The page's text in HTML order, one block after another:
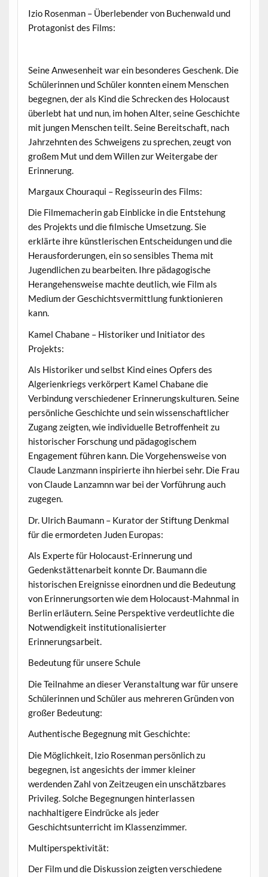
Izio Rosenman – Überlebender von Buchenwald und
Protagonist des Films:
Seine Anwesenheit war ein besonderes Geschenk. Die
Schülerinnen und Schüler konnten einem Menschen
begegnen, der als Kind die Schrecken des Holocaust
überlebt hat und nun, im hohen Alter, seine Geschichte
mit jungen Menschen teilt. Seine Bereitschaft, nach
Jahrzehnten des Schweigens zu sprechen, zeugt von
großem Mut und dem Willen zur Weitergabe der
Erinnerung.
Margaux Chouraqui – Regisseurin des Films:
Die Filmemacherin gab Einblicke in die Entstehung
des Projekts und die filmische Umsetzung. Sie
erklärte ihre künstlerischen Entscheidungen und die
Herausforderungen, ein so sensibles Thema mit
Jugendlichen zu bearbeiten. Ihre pädagogische
Herangehensweise machte deutlich, wie Film als
Medium der Geschichtsvermittlung funktionieren
kann.
Kamel Chabane – Historiker und Initiator des
Projekts:
Als Historiker und selbst Kind eines Opfers des
Algerienkriegs verkörpert Kamel Chabane die
Verbindung verschiedener Erinnerungskulturen. Seine
persönliche Geschichte und sein wissenschaftlicher
Zugang zeigten, wie individuelle Betroffenheit zu
historischer Forschung und pädagogischem
Engagement führen kann. Die Vorgehensweise von
Claude Lanzmann inspirierte ihn hierbei sehr. Die Frau
von Claude Lanzamnn war bei der Vorführung auch
zugegen.
Dr. Ulrich Baumann – Kurator der Stiftung Denkmal
für die ermordeten Juden Europas:
Als Experte für Holocaust-Erinnerung und
Gedenkstättenarbeit konnte Dr. Baumann die
historischen Ereignisse einordnen und die Bedeutung
von Erinnerungsorten wie dem Holocaust-Mahnmal in
Berlin erläutern. Seine Perspektive verdeutlichte die
Notwendigkeit institutionalisierter
Erinnerungsarbeit.
Bedeutung für unsere Schule
Die Teilnahme an dieser Veranstaltung war für unsere
Schülerinnen und Schüler aus mehreren Gründen von
großer Bedeutung:
Authentische Begegnung mit Geschichte:
Die Möglichkeit, Izio Rosenman persönlich zu
begegnen, ist angesichts der immer kleiner
werdenden Zahl von Zeitzeugen ein unschätzbares
Privileg. Solche Begegnungen hinterlassen
nachhaltigere Eindrücke als jeder
Geschichtsunterricht im Klassenzimmer.
Multiperspektivität:
Der Film und die Diskussion zeigten verschiedene